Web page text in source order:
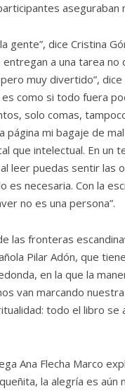
aseguraban
gente”, dice Cristina
a una tarea
muy divertido”,
como si todo fuera
solo comas,
mi bagaje de
que intelectual. En
leer puedas sentir las
necesaria. Con la
no es una persona”.
las fronteras
Pilar Adón, que
en la que la
van marcando
todo el libro se
Ana Flecha Marco
la alegría es